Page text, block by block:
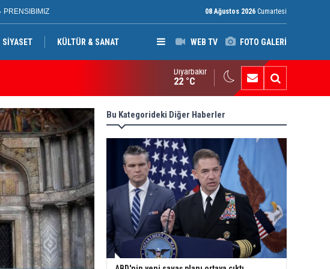
PRENSIBIMIZ 08 Ağustos 2026 Cumartesi
WEB TV FOTO GALERİ
SİYASET KÜLTÜR & SANAT
Hadi Amiri'den silahlı gruplara çağrı: Suudi Arabistan ve ABD'nin
Diyarbakır
22 °C
Bu Kategorideki Diğer Haberler